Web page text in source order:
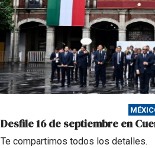
Desfile 16 de septiembre en
Te compartimos todos los detalles.